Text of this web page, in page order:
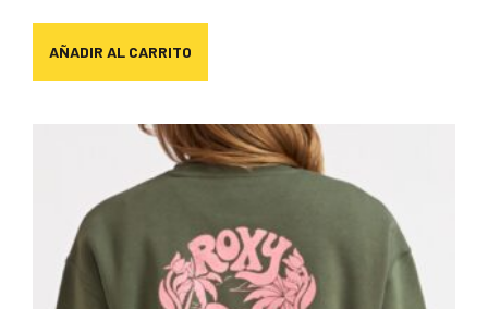
AÑADIR AL CARRITO